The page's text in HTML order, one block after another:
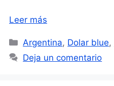
Leer más
Categorías
Argentina, Dolar blue,
Deja un comentario